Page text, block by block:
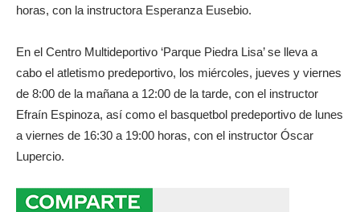
horas, con la instructora Esperanza Eusebio.
En el Centro Multideportivo ‘Parque Piedra Lisa’ se lleva a
cabo el atletismo predeportivo, los miércoles, jueves y viernes
de 8:00 de la mañana a 12:00 de la tarde, con el instructor
Efraín Espinoza, así como el basquetbol predeportivo de lunes
a viernes de 16:30 a 19:00 horas, con el instructor Óscar
Lupercio.